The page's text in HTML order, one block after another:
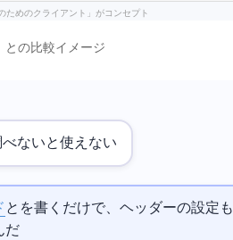
間のための HTTP クライアント」がコンセプト
HTTPie と curl の比較イメージ
べないと使えない…
と を書くだけで、ヘッダーの設定も
だ